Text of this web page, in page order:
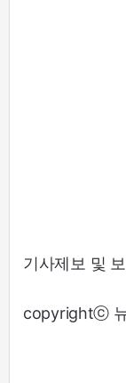
기사제보 및
copyrightⓒ 뉴